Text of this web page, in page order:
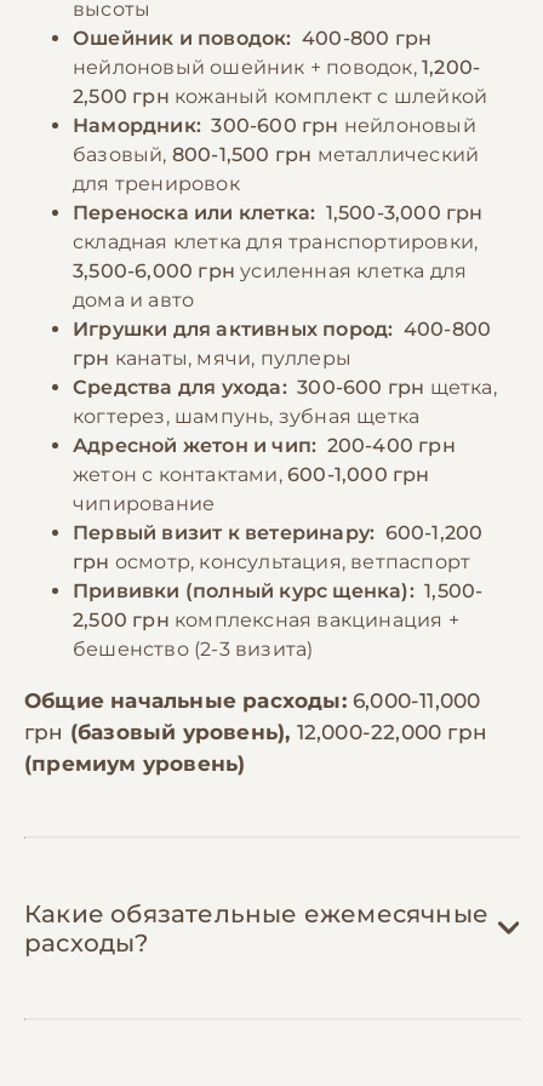
🎁 −10% на зоотовары
По промокоду E-PET
высоты
Ошейник и поводок: 400-800 грн
нейлоновый ошейник + поводок, 1,200-
2,500 грн кожаный комплект с шлейкой
Намордник: 300-600 грн нейлоновый
базовый, 800-1,500 грн металлический
для тренировок
Переноска или клетка: 1,500-3,000 грн
складная клетка для транспортировки,
3,500-6,000 грн усиленная клетка для
дома и авто
Игрушки для активных пород: 400-800
грн канаты, мячи, пуллеры
Средства для ухода: 300-600 грн щетка,
когтерез, шампунь, зубная щетка
Адресной жетон и чип: 200-400 грн
жетон с контактами, 600-1,000 грн
чипирование
Первый визит к ветеринару: 600-1,200
грн осмотр, консультация, ветпаспорт
Прививки (полный курс щенка): 1,500-
2,500 грн комплексная вакцинация +
бешенство (2-3 визита)
Общие начальные расходы: 6,000-11,000
грн (базовый уровень), 12,000-22,000 грн
(премиум уровень)
Какие обязательные ежемесячные
расходы?